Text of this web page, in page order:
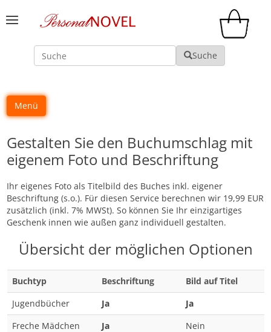
Suche Suche
Menü
Gestalten Sie den Buchumschlag mit
eigenem Foto und Beschriftung
Ihr eigenes Foto als Titelbild des Buches inkl. eigener
Beschriftung (s.o.). Für diesen Service berechnen wir 19,99 EUR
zusätzlich (inkl. 7% MWSt). So können Sie Ihr einzigartiges
Geschenk innen wie außen ganz individuell gestalten.
Übersicht der möglichen Optionen
Buchtyp Beschriftung
Bild auf Titel
Jugendbücher
Ja
Ja
Freche Mädchen
Ja
Nein